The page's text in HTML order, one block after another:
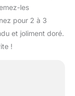
les
pour 2 à 3
et joliment doré.
!